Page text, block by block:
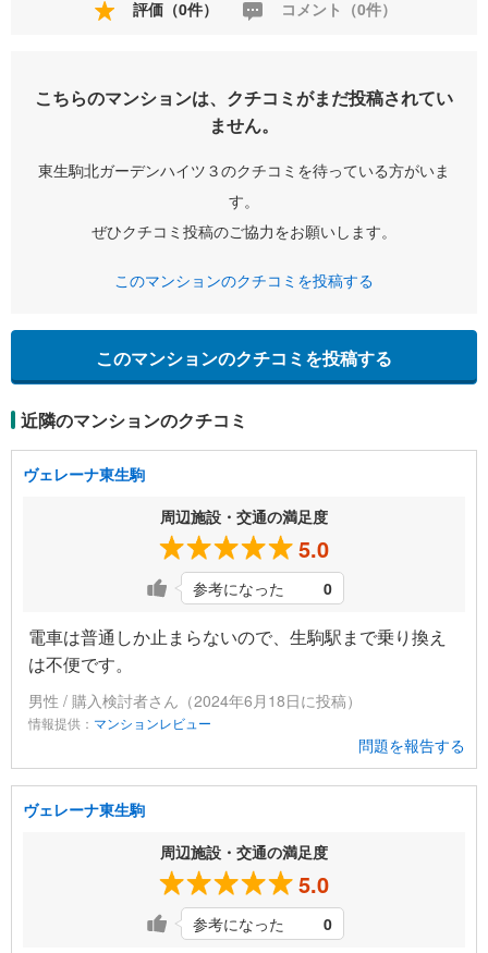
評価（0件） コメント（0件）
こちらのマンションは、クチコミがまだ投稿されてい
ません。
東生駒北ガーデンハイツ３のクチコミを待っている方がいま
す。
ぜひクチコミ投稿のご協力をお願いします。
このマンションのクチコミを投稿する
このマンションのクチコミを投稿する
近隣のマンションのクチコミ
ヴェレーナ東生駒
周辺施設・交通の満足度
5.0
参考になった 0
電車は普通しか止まらないので、生駒駅まで乗り換え
は不便です。
男性 / 購入検討者さん（2024年6月18日に投稿）
情報提供： マンションレビュー
問題を報告する
ヴェレーナ東生駒
周辺施設・交通の満足度
5.0
参考になった 0